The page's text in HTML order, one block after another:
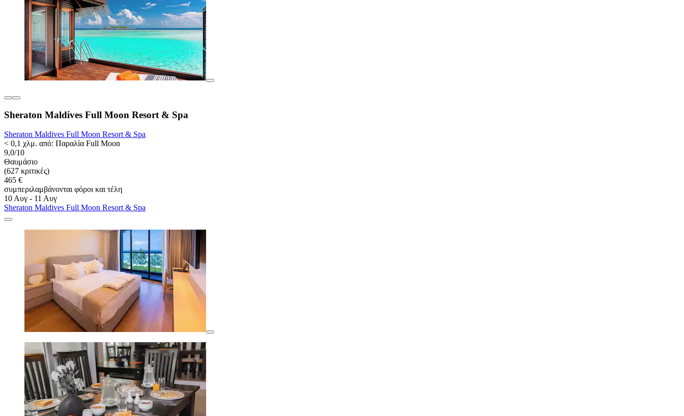
Sheraton Maldives Full Moon Resort & Spa
Sheraton Maldives Full Moon Resort & Spa
< 0,1 χλμ. από: Παραλία Full Moon
9,0/10
Θαυμάσιο
(627 κριτικές)
465 €
συμπεριλαμβάνονται φόροι και τέλη
10 Αυγ - 11 Αυγ
Sheraton Maldives Full Moon Resort & Spa